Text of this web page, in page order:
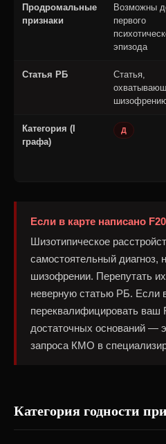
Продромальные
признаки
Возможны
первого
эпизода
Статья РБ
Статья,
Категория (I
графа)
Д
Если в карте написано
Шизотипическое
самостоятельный диагноз,
шизофрении. Перепутать
неверную статью РБ. Если
переквалифицировать ваш
достаточных оснований —
запроса КМО в
Категория годности